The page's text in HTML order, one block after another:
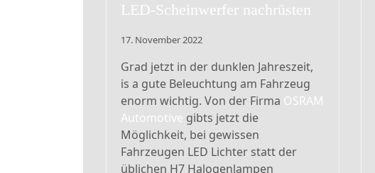
LED-Scheinwerfer nachrüsten
17. November 2022
Grad jetzt in der dunklen Jahreszeit,
is a gute Beleuchtung am Fahrzeug
enorm wichtig. Von der Firma OSRAM
Automotive gibts jetzt die
Möglichkeit, bei gewissen
Fahrzeugen LED Lichter statt der
üblichen H7 Halogenlampen